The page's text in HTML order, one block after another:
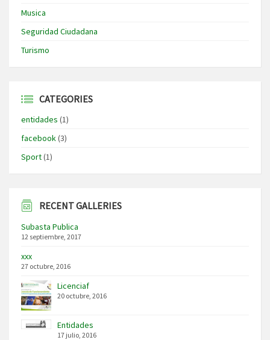
Musica
Seguridad Ciudadana
Turismo
CATEGORIES
entidades (1)
facebook(3)
Sport(1)
RECENT GALLERIES
Subasta Publica
12 septiembre, 2017
xxx
27 octubre, 2016
Licenciaf
20 octubre, 2016
Entidades
17 julio, 2016